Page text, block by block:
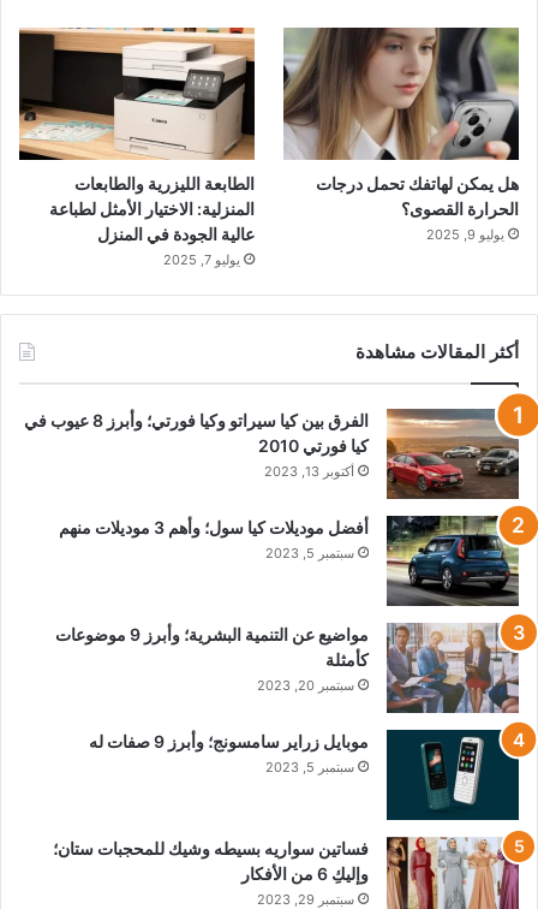
هل يمكن لهاتفك تحمل درجات
الحرارة القصوى؟
يوليو 9, 2025
الطابعة الليزرية والطابعات
المنزلية: الاختيار الأمثل لطباعة
عالية الجودة في المنزل
يوليو 7, 2025
أكثر المقالات مشاهدة
الفرق بين كيا سيراتو وكيا فورتي؛ وأبرز 8 عيوب في
كيا فورتي 2010
أكتوبر 13, 2023
أفضل موديلات كيا سول؛ وأهم 3 موديلات منهم
سبتمبر 5, 2023
مواضيع عن التنمية البشرية؛ وأبرز 9 موضوعات
كأمثلة
سبتمبر 20, 2023
موبايل زراير سامسونج؛ وأبرز 9 صفات له
سبتمبر 5, 2023
فساتين سواريه بسيطه وشيك للمحجبات ستان؛
وإليكِ 6 من الأفكار
سبتمبر 29, 2023